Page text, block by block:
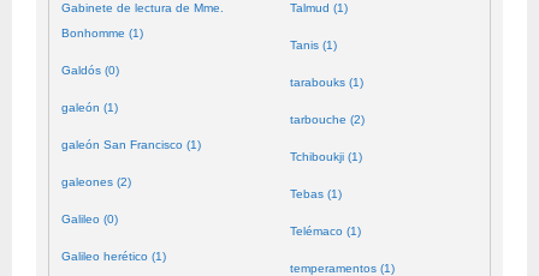
Gabinete de lectura de Mme.
Bonhomme (1)
Galdós (0)
galeón (1)
galeón San Francisco (1)
galeones (2)
Galileo (0)
Galileo herético (1)
Talmud (1)
Tanis (1)
tarabouks (1)
tarbouche (2)
Tchiboukji (1)
Tebas (1)
Telémaco (1)
temperamentos (1)